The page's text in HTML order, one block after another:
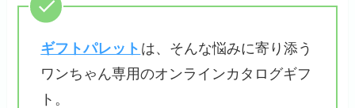
ギフトパレット は、そんな悩みに寄り添う
ワンちゃん専用のオンラインカタログギフ
ト。